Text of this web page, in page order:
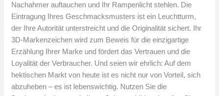
Nachahmer auftauchen und Ihr Rampenlicht stehlen. Die
Eintragung Ihres Geschmacksmusters ist ein Leuchtturm,
der Ihre Autorität unterstreicht und die Originalität sichert. Ihr
3D-Markenzeichen wird zum Beweis für die einzigartige
Erzählung Ihrer Marke und fördert das Vertrauen und die
Loyalität der Verbraucher. Und seien wir ehrlich: Auf dem
hektischen Markt von heute ist es nicht nur von Vorteil, sich
abzuheben – es ist lebenswichtig. Nutzen Sie die